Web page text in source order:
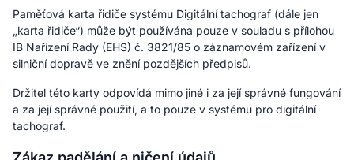
Paměťová karta řidiče systému Digitální tachograf (dále jen
„karta řidiče“) může být používána pouze v souladu s přílohou
IB Nařízení Rady (EHS) č. 3821/85 o záznamovém zařízení v
silniční dopravě ve znění pozdějších předpisů.
Držitel této karty odpovídá mimo jiné i za její správné fungování
a za její správné použití, a to pouze v systému pro digitální
tachograf.